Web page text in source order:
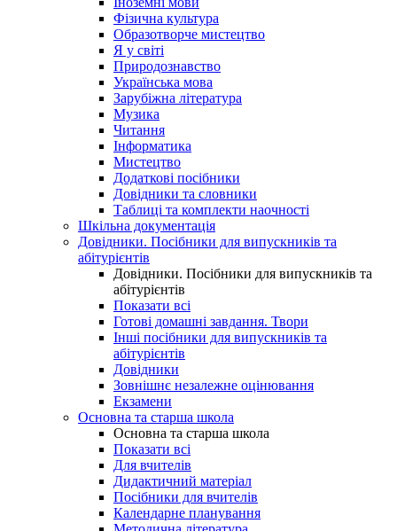
Фізична культура
Образотворче мистецтво
Я у світі
Природознавство
Українська мова
Зарубіжна література
Музика
Читання
Інформатика
Мистецтво
Додаткові посібники
Довідники та словники
Таблиці та комплекти наочності
Шкільна документація
Довідники. Посібники для випускників та
абітурієнтів
Довідники. Посібники для випускників та
абітурієнтів
Показати всі
Готові домашні завдання. Твори
Інші посібники для випускників та
абітурієнтів
Довідники
Зовнішнє незалежне оцінювання
Екзамени
Основна та старша школа
Основна та старша школа
Показати всі
Для вчителів
Дидактичний матеріал
Посібники для вчителів
Календарне планування